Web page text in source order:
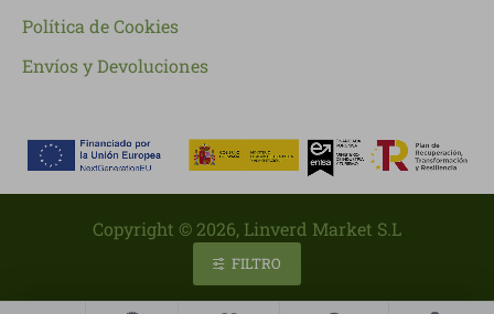
Política de Cookies
Envíos y Devoluciones
Copyright © 2026, Linverd Market S.L
FILTRO